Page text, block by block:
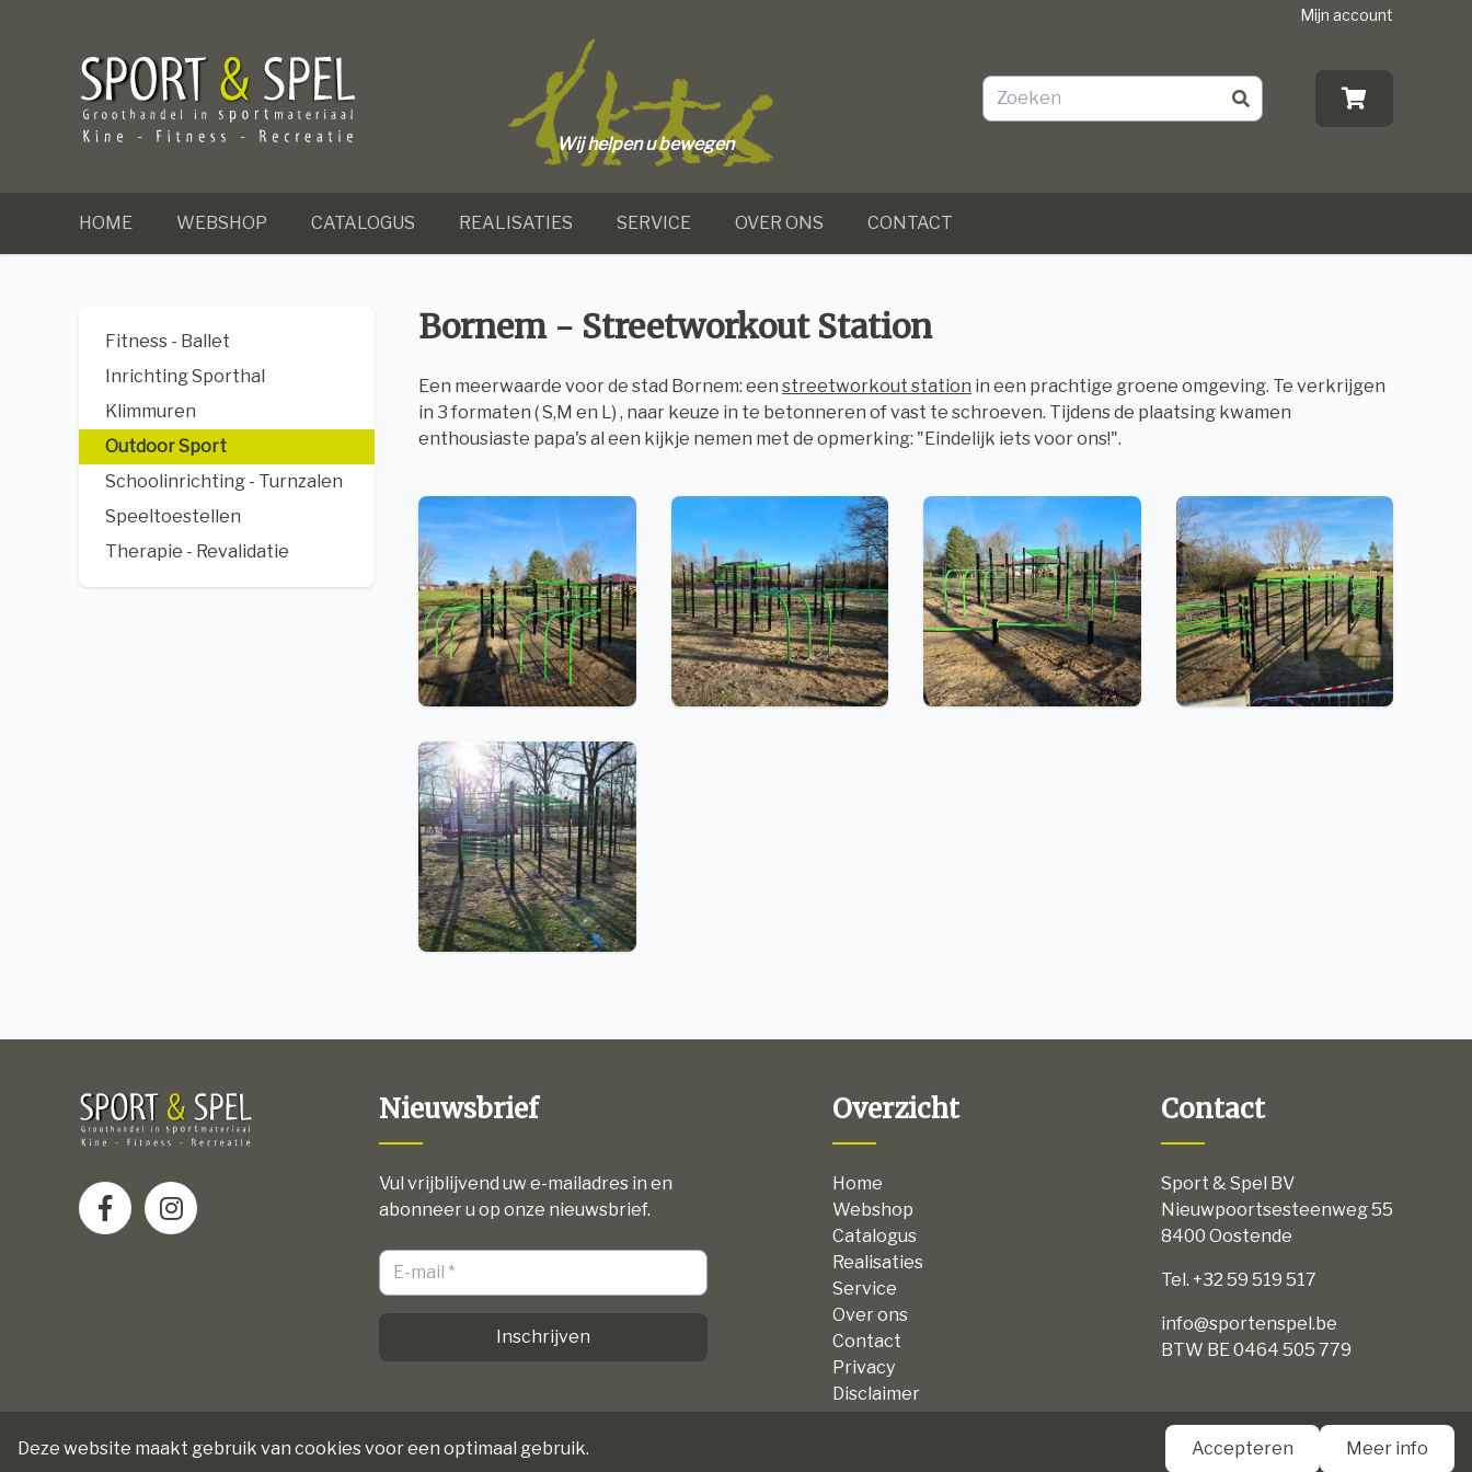
Mijn account
Wij helpen u bewegen
HOME WEBSHOP CATALOGUS REALISATIES SERVICE OVER ONS CONTACT
Fitness - Ballet
Inrichting Sporthal
Klimmuren
Outdoor Sport
Schoolinrichting - Turnzalen
Speeltoestellen
Therapie - Revalidatie
Bornem - Streetworkout Station
Een meerwaarde voor de stad Bornem: een streetworkout station in een prachtige groene omgeving. Te verkrijgen
in 3 formaten ( S,M en L) , naar keuze in te betonneren of vast te schroeven. Tijdens de plaatsing kwamen
enthousiaste papa's al een kijkje nemen met de opmerking: "Eindelijk iets voor ons!".
Nieuwsbrief
Vul vrijblijvend uw e-mailadres in en
abonneer u op onze nieuwsbrief.
Inschrijven
Overzicht
Home
Webshop
Catalogus
Realisaties
Service
Over ons
Contact
Privacy
Disclaimer
Contact
Sport & Spel BV
Nieuwpoortsesteenweg 55
8400 Oostende
Tel. +32 59 519 517
info@sportenspel.be
BTW BE 0464 505 779
Deze website maakt gebruik van cookies voor een optimaal gebruik. Accepteren Meer info